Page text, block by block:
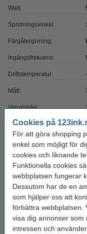
Cookies på
För att göra shopping
enkel som möjligt för
cookies och liknande
Funktionella cookies
webbplatsen fungerar
Dessutom har de en
som hjälper oss att
förbättra webbplatsen.
visa dig annonser som
intressen och
Watt:
Spridningsvinkel :
Färgåtergivning:
Ingångsfrekvens:
Driftstemperatur:
Mått:
Varumärke:
Finish:
Spänning:
Ljusflöde:
Säkerhetsnivå:
Ljusfärg:
Energimärkning: